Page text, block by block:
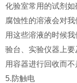
化验室常用的试剂
腐蚀性的溶液会对
用这些溶液的时候
验台、实验仪器上
用容器进行回收而不
5.防触电